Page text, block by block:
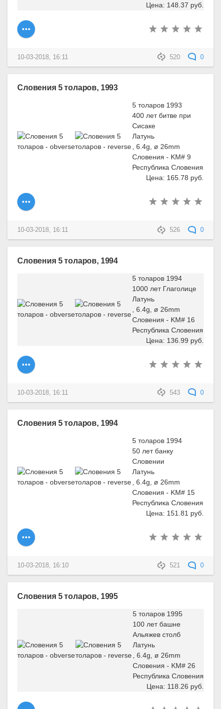
Цена: 148.37 руб.
520 0
10-03-2018, 16:11
Словения 5 толаров, 1993
5 толаров 1993
400 лет битве при
Сисаке
Латунь
, 6.4g, ø 26mm
Словения - KM# 9
Республика Словения
Цена: 165.78 руб.
526 0
10-03-2018, 16:11
Словения 5 толаров, 1994
5 толаров 1994
1000 лет Глаголице
Латунь
, 6.4g, ø 26mm
Словения - KM# 16
Республика Словения
Цена: 136.99 руб.
543 0
10-03-2018, 16:11
Словения 5 толаров, 1994
5 толаров 1994
50 лет банку
Словении
Латунь
, 6.4g, ø 26mm
Словения - KM# 15
Республика Словения
Цена: 151.81 руб.
521 0
10-03-2018, 16:10
Словения 5 толаров, 1995
5 толаров 1995
100 лет башне
Альяжев столб
Латунь
, 6.4g, ø 26mm
Словения - KM# 26
Республика Словения
Цена: 118.26 руб.